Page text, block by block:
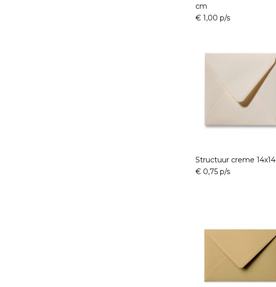
cm
€ 1,00 p/s
Structuur creme 14x14
€ 0,75 p/s